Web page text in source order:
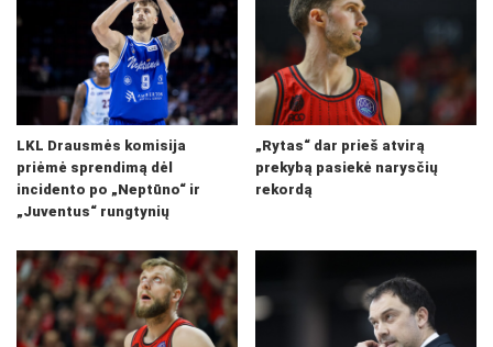
LKL Drausmės komisija
priėmė sprendimą dėl
incidento po „Neptūno“ ir
„Juventus“ rungtynių
„Rytas“ dar prieš atvirą
prekybą pasiekė narysčių
rekordą